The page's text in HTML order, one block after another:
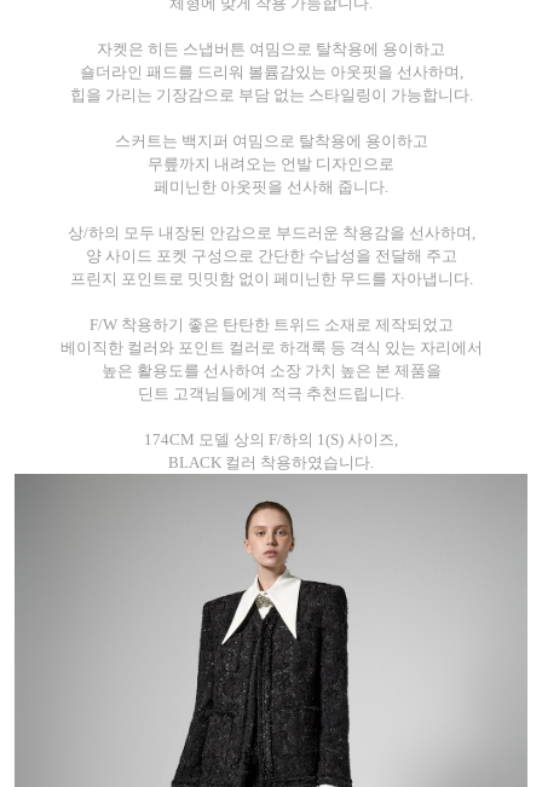
자켓은 히든 스냅버튼 여밈으로 탈착용에 용이하고
숄더라인 패드를 드리워 볼륨감있는 아웃핏을 선사하며,
힙을 가리는 기장감으로 부담 없는 스타일링이 가능합니다.
스커트는 백지퍼 여밈으로 탈착용에 용이하고
무릎까지 내려오는 언발 디자인으로
페미닌한 아웃핏을 선사해 줍니다.
상/하의 모두 내장된 안감으로 부드러운 착용감을 선사하며,
양 사이드 포켓 구성으로 간단한 수납성을 전달해 주고
프린지 포인트로 밋밋함 없이 페미닌한 무드를 자아냅니다.
F/W 착용하기 좋은 탄탄한 트위드 소재로 제작되었고
베이직한 컬러와 포인트 컬러로 하객룩 등 격식 있는 자리에서
높은 활용도를 선사하여 소장 가치 높은 본 제품을
딘트 고객님들에게 적극 추천드립니다.
174CM 모델 상의 F/하의 1(S) 사이즈,
BLACK 컬러 착용하였습니다.